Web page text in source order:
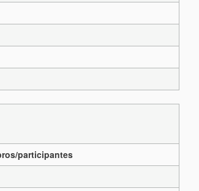
participantes